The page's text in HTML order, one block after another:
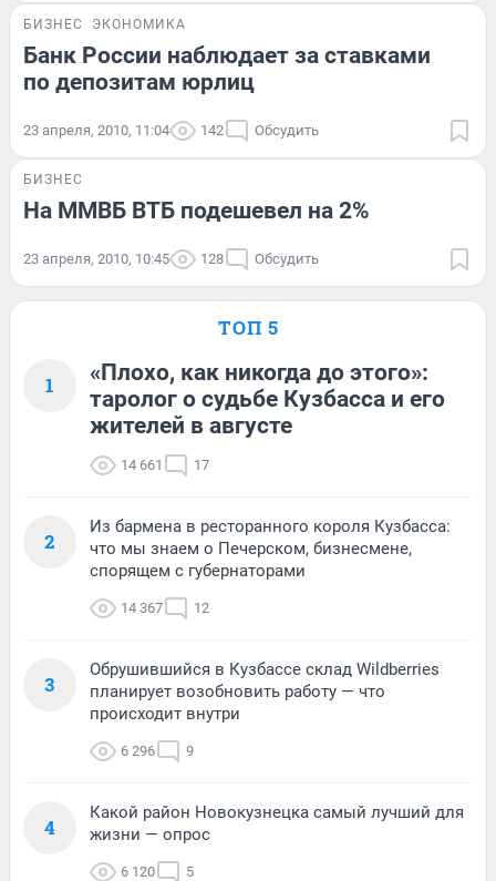
БИЗНЕС ЭКОНОМИКА
Банк России наблюдает за ставками
по депозитам юрлиц
23 апреля, 2010, 11:04 142 Обсудить
БИЗНЕС
На ММВБ ВТБ подешевел на 2%
23 апреля, 2010, 10:45 128 Обсудить
ТОП 5
1
«Плохо, как никогда до этого»:
таролог о судьбе Кузбасса и его
жителей в августе
14 661 17
2
Из бармена в ресторанного короля Кузбасса:
что мы знаем о Печерском, бизнесмене,
спорящем с губернаторами
14 367 12
3
Обрушившийся в Кузбассе склад Wildberries
планирует возобновить работу — что
происходит внутри
6 296 9
4
Какой район Новокузнецка самый лучший для
жизни — опрос
6 120 5